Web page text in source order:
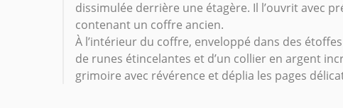
dissimulée derrière une étagère. Il l’ouvrit avec
contenant un coffre ancien.
À l’intérieur du coffre, enveloppé dans des
de runes étincelantes et d’un collier en argent
grimoire avec révérence et déplia les pages